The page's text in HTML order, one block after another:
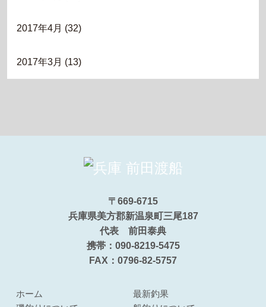
2017年4月 (32)
2017年3月 (13)
〒669-6715
兵庫県美方郡新温泉町三尾187
代表 前田泰典
携帯：090-8219-5475
FAX：0796-82-5757
ホーム
最新釣果